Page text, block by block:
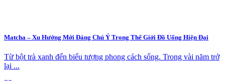
Matcha – Xu Hướng Mới Đáng Chú Ý Trong Thế Giới Đồ Uống Hiện Đại
Từ bột trà xanh đến biểu tượng phong cách sống. Trong vài năm trở
lại ...